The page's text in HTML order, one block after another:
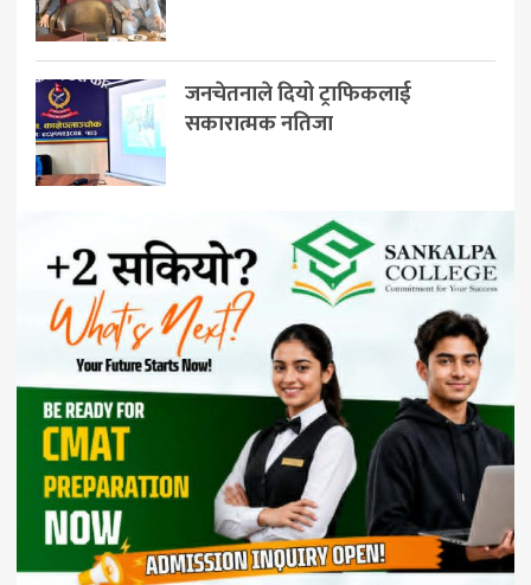
जनचेतनाले दियो ट्राफिकलाई
सकारात्मक नतिजा